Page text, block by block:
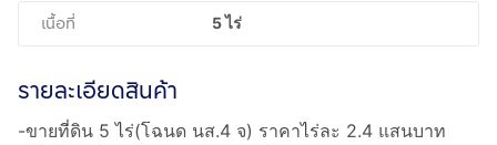
เนื้อที่ 5 ไร่
รายละเอียดสินค้า
-ขายที่ดิน 5 ไร่(โฉนด นส.4 จ) ราคาไร่ละ 2.4 แสนบาท